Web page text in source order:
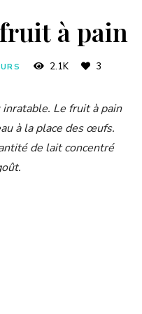
à pain
2.1K 3
Le fruit à pain
à la place des œufs.
de lait concentré